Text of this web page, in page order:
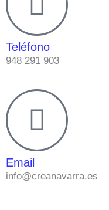
Teléfono
948 291 903
Email
info@creanavarra.es